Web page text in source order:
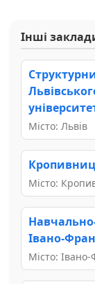
Інші
Місто: Львів
Місто:
Івано-
Місто: Івано-